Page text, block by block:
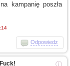
kampanię poszła
Odpowiedz
ⓘ